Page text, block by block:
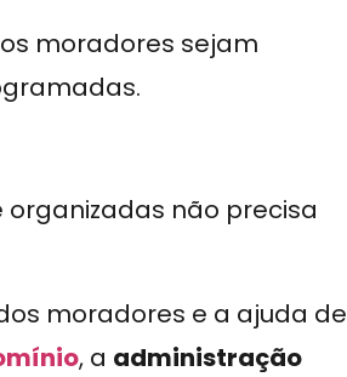
moradores sejam
não precisa
moradores e a ajuda de
, a administração